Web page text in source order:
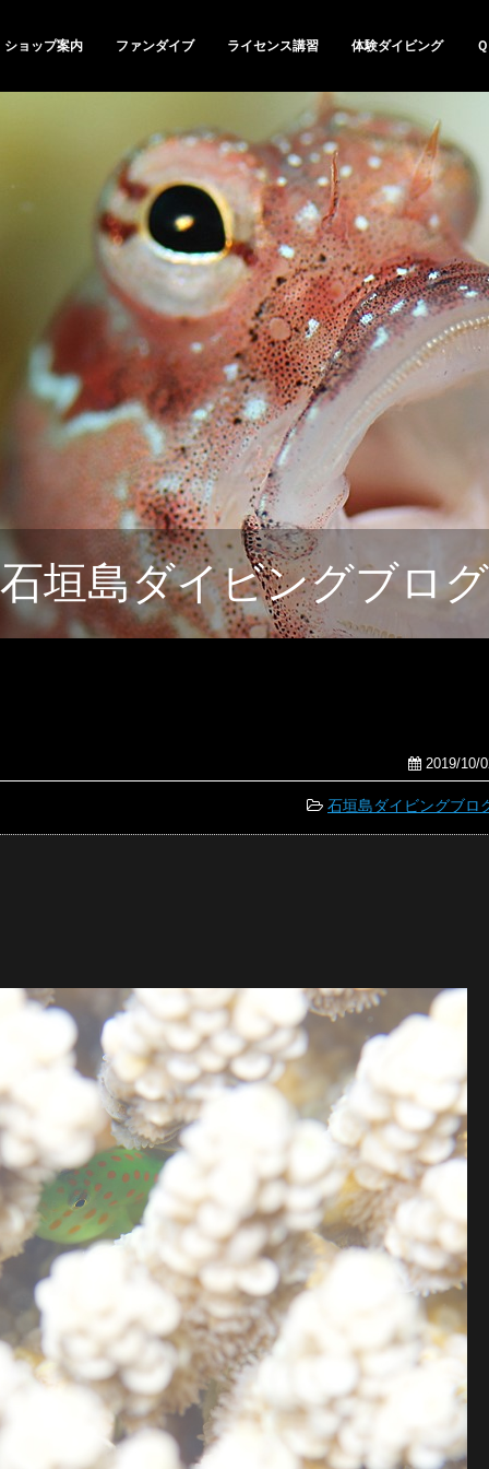
ショップ案内 ファンダイブ ライセンス講習 体験ダイビング
石垣島ダイビングブログ
2019/10/
石垣島ダイビングブロ